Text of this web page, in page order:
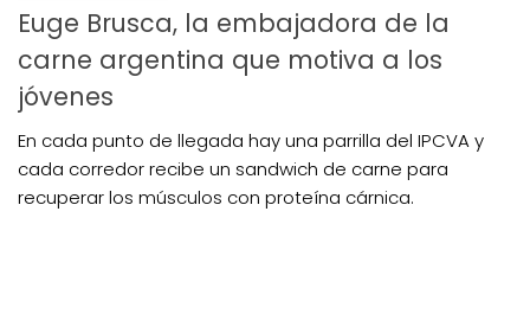
Euge Brusca, la embajadora de la
carne argentina que motiva a los
jóvenes
En cada punto de llegada hay una parrilla del IPCVA y
cada corredor recibe un sandwich de carne para
recuperar los músculos con proteína cárnica.